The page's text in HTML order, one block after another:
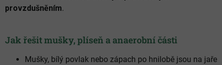
provzdušněním.
Jak řešit mušky, plíseň a anaerobní části
Mušky, bílý povlak nebo zápach po hnilobě jsou na jaře